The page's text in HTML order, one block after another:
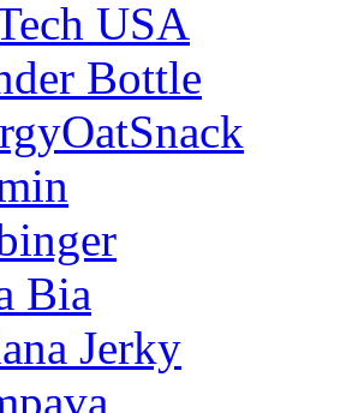
USA
Bottle
Bia
Jerky